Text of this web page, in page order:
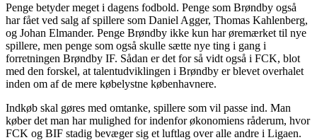
Penge betyder meget i dagens fodbold. Penge som Brøndby også
har fået ved salg af spillere som Daniel Agger, Thomas Kahlenberg,
og Johan Elmander. Penge Brøndby ikke kun har øremærket til nye
spillere, men penge som også skulle sætte nye ting i gang i
forretningen Brøndby IF. Sådan er det for så vidt også i FCK, blot
med den forskel, at talentudviklingen i Brøndby er blevet overhalet
inden om af de mere købelystne københavnere.
Indkøb skal gøres med omtanke, spillere som vil passe ind. Man
køber det man har mulighed for indenfor økonomiens råderum, hvor
FCK og BIF stadig bevæger sig et luftlag over alle andre i Ligaen.